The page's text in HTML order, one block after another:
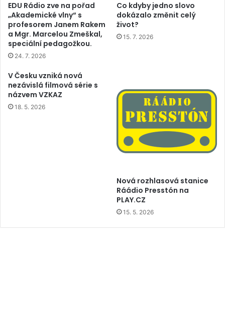
EDU Rádio zve na pořad
„Akademické vlny“ s
profesorem Janem Rakem
a Mgr. Marcelou Zmeškal,
speciální pedagožkou.
24. 7. 2026
Co kdyby jedno slovo
dokázalo změnit celý
život?
15. 7. 2026
V Česku vzniká nová
nezávislá filmová série s
názvem VZKAZ
18. 5. 2026
Nová rozhlasová stanice
Ráádio Presstón na
PLAY.CZ
15. 5. 2026